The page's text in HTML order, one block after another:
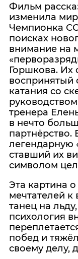
Фильм
изменила
Чемпионка
поисках
внимание на
Горшкова. Их
воспринятый
катания со
тренера
в нечто
партнёрство.
легендарную
ставший их
символом
Эта картина
мечтателей
танец на
психология
побед и
своему делу,